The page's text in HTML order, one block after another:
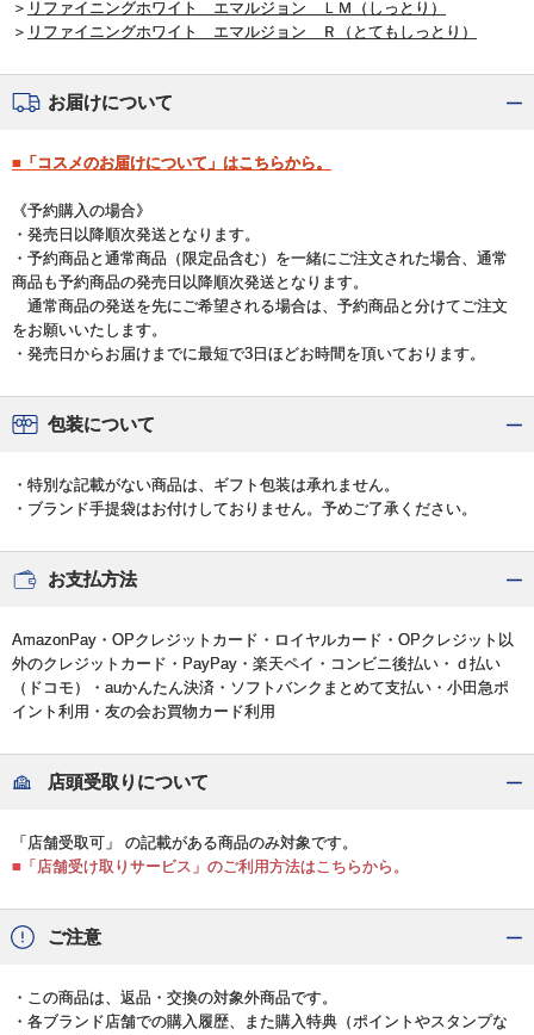
＞ リファイニングホワイト エマルジョン ＬＭ（しっとり）
＞ リファイニングホワイト エマルジョン Ｒ（とてもしっとり）
お届けについて
■「コスメのお届けについて」はこちらから。
《予約購入の場合》
・発売日以降順次発送となります。
・予約商品と通常商品（限定品含む）を一緒にご注文された場合、通常
商品も予約商品の発売日以降順次発送となります。
通常商品の発送を先にご希望される場合は、予約商品と分けてご注文
をお願いいたします。
・発売日からお届けまでに最短で3日ほどお時間を頂いております。
包装について
・特別な記載がない商品は、ギフト包装は承れません。
・ブランド手提袋はお付けしておりません。予めご了承ください。
お支払方法
AmazonPay・OPクレジットカード・ロイヤルカード・OPクレジット以
外のクレジットカード・PayPay・楽天ペイ・コンビニ後払い・ｄ払い
（ドコモ）・auかんたん決済・ソフトバンクまとめて支払い・小田急ポ
イント利用・友の会お買物カード利用
店頭受取りについて
「店舗受取可」 の記載がある商品のみ対象です。
■「店舗受け取りサービス」のご利用方法はこちらから。
ご注意
・この商品は、返品・交換の対象外商品です。
・各ブランド店舗での購入履歴、また購入特典（ポイントやスタンプな